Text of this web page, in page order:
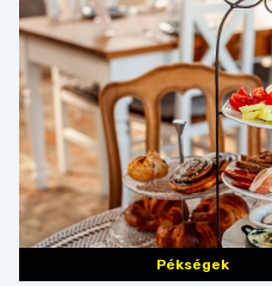
Pékségek